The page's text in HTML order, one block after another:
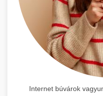
Internet búvárok